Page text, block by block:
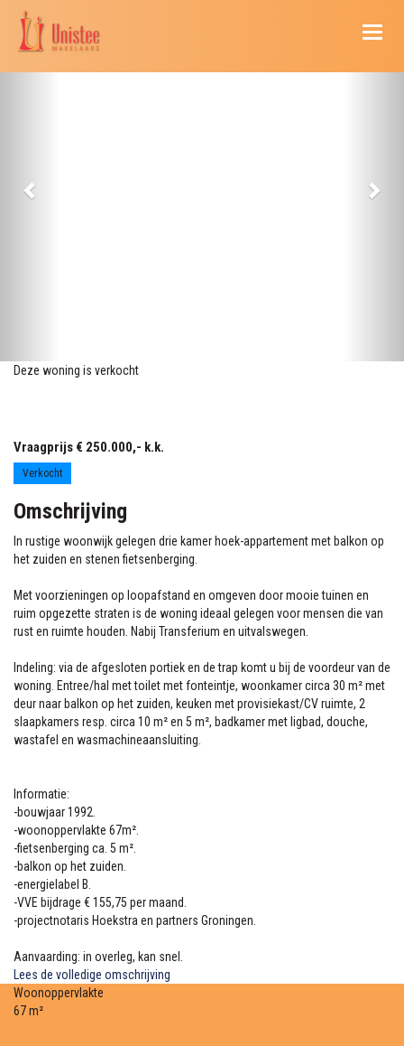
Deze woning is verkocht
Vraagprijs € 250.000,- k.k.
Verkocht
Omschrijving
In rustige woonwijk gelegen drie kamer hoek-appartement met balkon op
het zuiden en stenen fietsenberging.
Met voorzieningen op loopafstand en omgeven door mooie tuinen en
ruim opgezette straten is de woning ideaal gelegen voor mensen die van
rust en ruimte houden. Nabij Transferium en uitvalswegen.
Indeling: via de afgesloten portiek en de trap komt u bij de voordeur van de
woning. Entree/hal met toilet met fonteintje, woonkamer circa 30 m² met
deur naar balkon op het zuiden, keuken met provisiekast/CV ruimte, 2
slaapkamers resp. circa 10 m² en 5 m², badkamer met ligbad, douche,
wastafel en wasmachineaansluiting.
Informatie:
-bouwjaar 1992.
-woonoppervlakte 67m².
-fietsenberging ca. 5 m².
-balkon op het zuiden.
-energielabel B.
-VVE bijdrage € 155,75 per maand.
-projectnotaris Hoekstra en partners Groningen.
Aanvaarding: in overleg, kan snel.
Lees de volledige omschrijving
Woonoppervlakte
67 m²